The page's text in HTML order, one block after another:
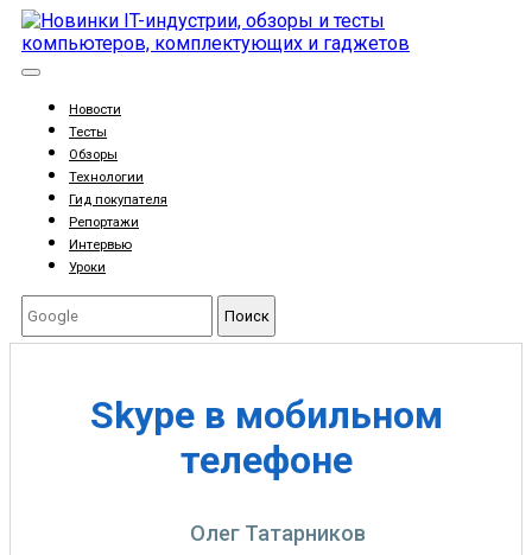
Новости
Тесты
Обзоры
Технологии
Гид покупателя
Репортажи
Интервью
Уроки
Поиск
Skype в мобильном
телефоне
Олег Татарников